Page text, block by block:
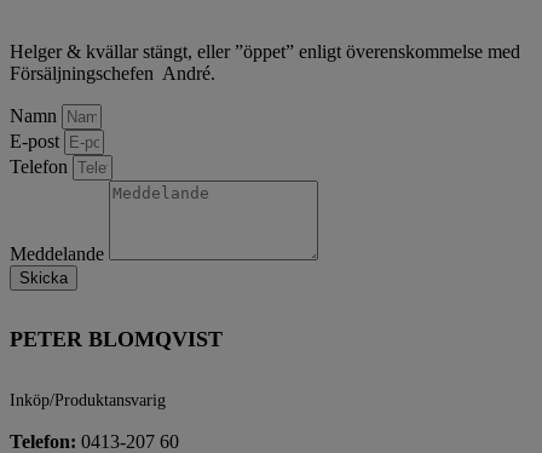
Helger & kvällar stängt, eller ”öppet” enligt överenskommelse med
Försäljningschefen André.
Namn
E-post
Telefon
Meddelande
Skicka
PETER BLOMQVIST
Inköp/Produktansvarig
Telefon: 0413-207 60